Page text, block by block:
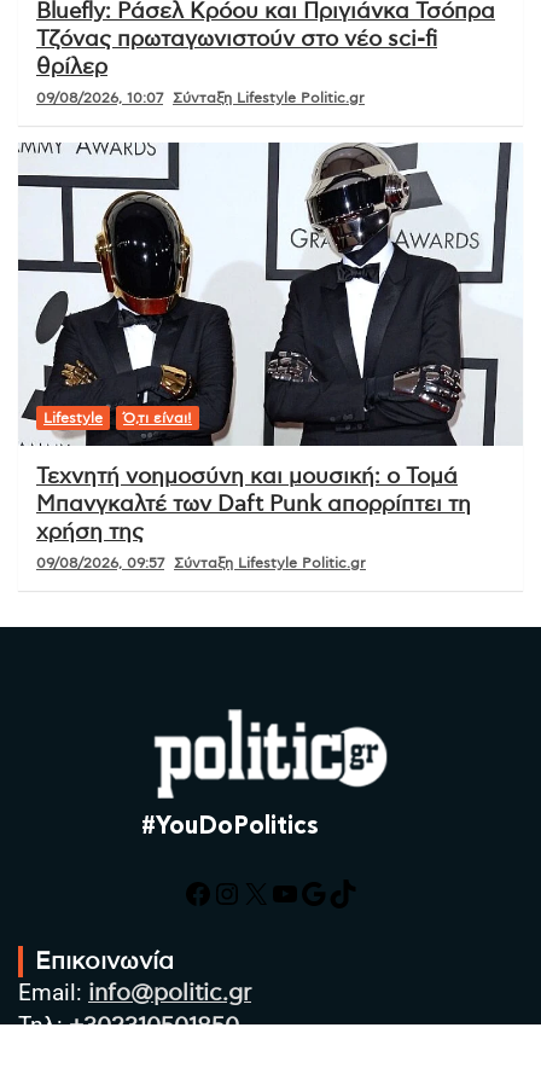
Bluefly: Ράσελ Κρόου και Πριγιάνκα Τσόπρα
Τζόνας πρωταγωνιστούν στο νέο sci-fi
θρίλερ
09/08/2026, 10:07 Σύνταξη Lifestyle Politic.gr
Lifestyle Ό,τι είναι!
Τεχνητή νοημοσύνη και μουσική: ο Τομά
Μπανγκαλτέ των Daft Punk απορρίπτει τη
χρήση της
09/08/2026, 09:57 Σύνταξη Lifestyle Politic.gr
#YouDoPolitics
Facebook
Instagram
X YouTube
Google
TikTok
Επικοινωνία
Email: info@politic.gr
Τηλ:+302310501850